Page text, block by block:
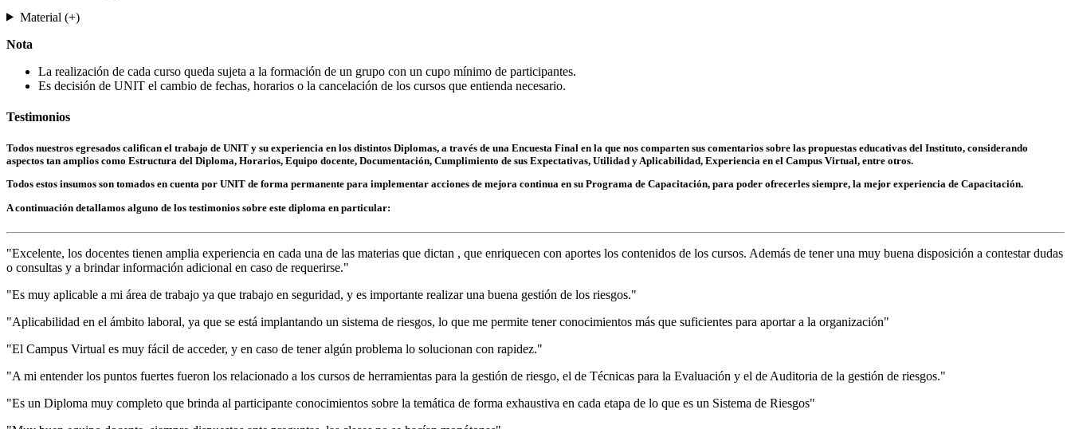
Material (+)
Nota
La realización de cada curso queda sujeta a la formación de un grupo con un cupo mínimo de participantes.
Es decisión de UNIT el cambio de fechas, horarios o la cancelación de los cursos que entienda necesario.
Testimonios
Todos nuestros egresados califican el trabajo de UNIT y su experiencia en los distintos Diplomas, a través de una Encuesta Final en la que nos comparten sus comentarios sobre las propuestas educativas del Instituto, considerando
aspectos tan amplios como Estructura del Diploma, Horarios, Equipo docente, Documentación, Cumplimiento de sus Expectativas, Utilidad y Aplicabilidad, Experiencia en el Campus Virtual, entre otros.
Todos estos insumos son tomados en cuenta por UNIT de forma permanente para implementar acciones de mejora continua en su Programa de Capacitación, para poder ofrecerles siempre, la mejor experiencia de Capacitación.
A continuación detallamos alguno de los testimonios sobre este diploma en particular:
"Excelente, los docentes tienen amplia experiencia en cada una de las materias que dictan , que enriquecen con aportes los contenidos de los cursos. Además de tener una muy buena disposición a contestar dudas
o consultas y a brindar información adicional en caso de requerirse."
"Es muy aplicable a mi área de trabajo ya que trabajo en seguridad, y es importante realizar una buena gestión de los riesgos."
"Aplicabilidad en el ámbito laboral, ya que se está implantando un sistema de riesgos, lo que me permite tener conocimientos más que suficientes para aportar a la organización"
"El Campus Virtual es muy fácil de acceder, y en caso de tener algún problema lo solucionan con rapidez."
"A mi entender los puntos fuertes fueron los relacionado a los cursos de herramientas para la gestión de riesgo, el de Técnicas para la Evaluación y el de Auditoria de la gestión de riesgos."
"Es un Diploma muy completo que brinda al participante conocimientos sobre la temática de forma exhaustiva en cada etapa de lo que es un Sistema de Riesgos"